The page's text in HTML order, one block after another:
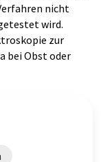
nicht
wird.
zur
bei Obst oder